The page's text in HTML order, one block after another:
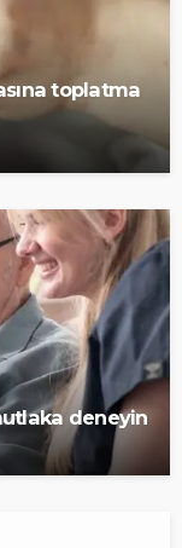
toplatma
deneyin